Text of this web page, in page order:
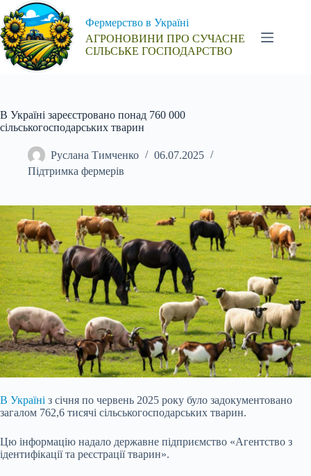
Перейти
до
вмісту
Фермерство в Україні
АГРОНОВИНИ ПРО СУЧАСНЕ
СІЛЬСЬКЕ ГОСПОДАРСТВО
В Україні зареєстровано понад 760 000
сільськогосподарських тварин
Руслана Тимченко
06.07.2025
Підтримка фермерів
В Україні з січня по червень 2025 року було задокументовано
загалом 762,6 тисячі сільськогосподарських тварин.
Цю інформацію надало державне підприємство «Агентство з
ідентифікації та реєстрації тварин».